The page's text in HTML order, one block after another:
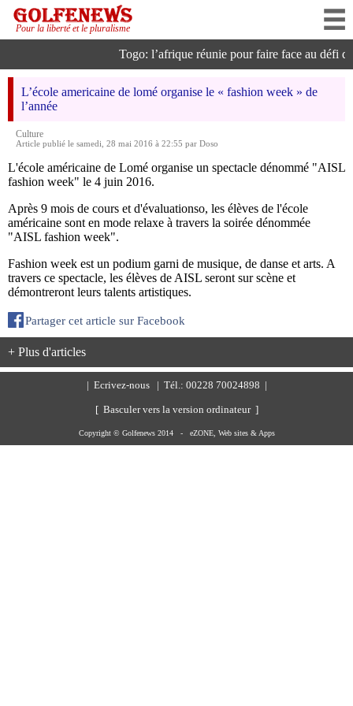
Pour la liberté et le pluralisme
Togo: l’afrique réunie pour faire face au défi
L’école americaine de lomé organise le « fashion week » de
l’année
Culture
Article publié le samedi, 28 mai 2016 à 22:55 par Doso
L'école américaine de Lomé organise un spectacle dénommé "AISL
fashion week" le 4 juin 2016.
Après 9 mois de cours et d'évaluationso, les élèves de l'école
américaine sont en mode relaxe à travers la soirée dénommée
"AISL fashion week".
Fashion week est un podium garni de musique, de danse et arts. A
travers ce spectacle, les élèves de AISL seront sur scène et
démontreront leurs talents artistiques.
Partager cet article sur Facebook
+ Plus d'articles
Ecrivez-nous | Tél.: 00228 70024898 |
[ Basculer vers la version ordinateur ]
Copyright © Golfenews 2014 - eZONE, Web sites & Apps